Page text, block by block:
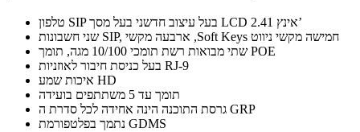
טלפון SIP בעל עיצוב חדשני בעל מסך LCD 2.41 אינץ’
שני חשבונות SIP, ארבעה מקשי ,Soft Keys חמישה מקשי ניווט
שתי מבואות רשת תומכי 10/100 מגה, תומך POE
בעל כניסת חיבור לאוזניות RJ-9
איכות שמע HD
תומך עד 5 משתתפים בועידה
גרסת התוכנה הינה אחידה לכל סדרת ה GRP
נתמך בפלטפורמת GDMS